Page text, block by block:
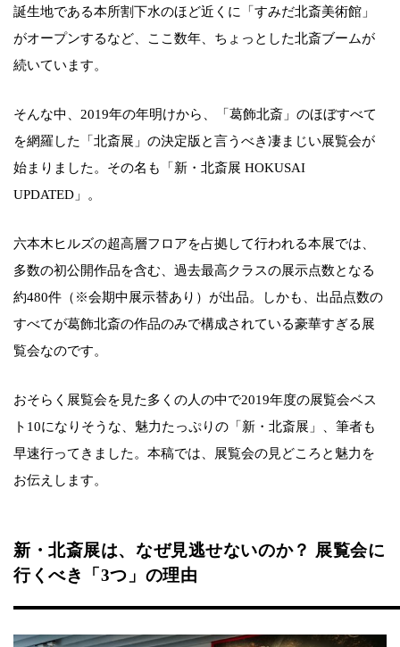
誕生地である本所割下水のほど近くに「すみだ北斎美術館」
がオープンするなど、ここ数年、ちょっとした北斎ブームが
続いています。
そんな中、2019年の年明けから、「葛飾北斎」のほぼすべて
を網羅した「北斎展」の決定版と言うべき凄まじい展覧会が
始まりました。その名も「新・北斎展 HOKUSAI
UPDATED」。
六本木ヒルズの超高層フロアを占拠して行われる本展では、
多数の初公開作品を含む、過去最高クラスの展示点数となる
約480件（※会期中展示替あり）が出品。しかも、出品点数の
すべてが葛飾北斎の作品のみで構成されている豪華すぎる展
覧会なのです。
おそらく展覧会を見た多くの人の中で2019年度の展覧会ベス
ト10になりそうな、魅力たっぷりの「新・北斎展」、筆者も
早速行ってきました。本稿では、展覧会の見どころと魅力を
お伝えします。
新・北斎展は、なぜ見逃せないのか？ 展覧会に
行くべき「3つ」の理由